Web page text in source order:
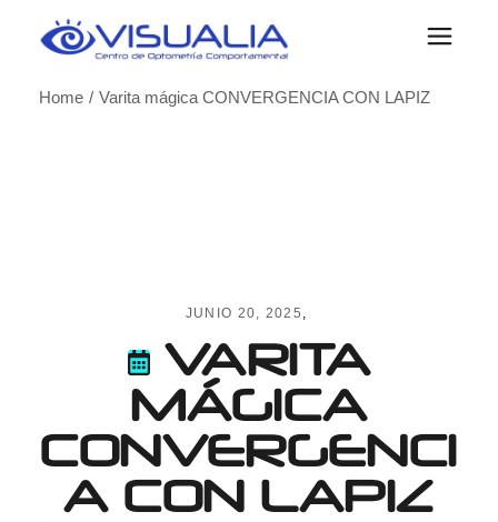
Home
Varita mágica CONVERGENCIA CON LAPIZ
JUNIO 20, 2025
VARITA
MÁGICA
CONVERGENCI
A CON LAPIZ